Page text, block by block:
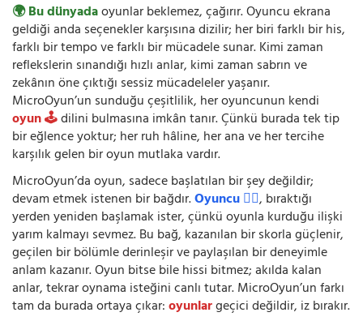
🌍 Bu dünyadaoyunlar beklemez, çağırır. Oyuncu ekrana
geldiği anda seçenekler karşısına dizilir; her biri farklı bir his,
farklı bir tempo ve farklı bir mücadele sunar. Kimi zaman
reflekslerin sınandığı hızlı anlar, kimi zaman sabrın ve
zekânın öne çıktığı sessiz mücadeleler yaşanır.
MicroOyun’un sunduğu çeşitlilik, her oyuncunun kendi
oyun 🕹️dilini bulmasına imkân tanır. Çünkü burada tek tip
bir eğlence yoktur; her ruh hâline, her ana ve her tercihe
karşılık gelen bir oyun mutlaka vardır.
MicroOyun’da oyun, sadece başlatılan bir şey değildir;
devam etmek istenen bir bağdır.Oyuncu 🧍‍♂️, bıraktığı
yerden yeniden başlamak ister, çünkü oyunla kurduğu ilişki
yarım kalmayı sevmez. Bu bağ, kazanılan bir skorla güçlenir,
geçilen bir bölümle derinleşir ve paylaşılan bir deneyimle
anlam kazanır. Oyun bitse bile hissi bitmez; akılda kalan
anlar, tekrar oynama isteğini canlı tutar. MicroOyun’un farkı
tam da burada ortaya çıkar:oyunlargeçici değildir, iz bırakır.